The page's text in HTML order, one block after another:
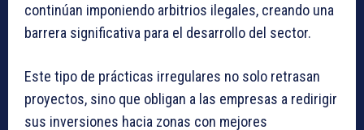
continúan imponiendo arbitrios ilegales, creando una
barrera significativa para el desarrollo del sector.
Este tipo de prácticas irregulares no solo retrasan
proyectos, sino que obligan a las empresas a redirigir
sus inversiones hacia zonas con mejores